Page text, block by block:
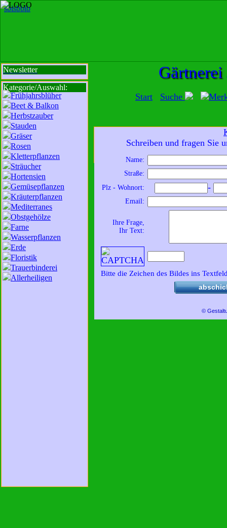
sbisbbib
Start Suche
Gärtnerei
Newsletter
Kategorie/Auswahl:
Frühjahrsblüher
Beet & Balkon
Herbstzauber
Stauden
Gräser
Rosen
Kletterpflanzen
Sträucher
Hortensien
Gemüsepflanzen
Kräuterpflanzen
Mediterranes
Obstgehölze
Farne
Wasserpflanzen
Erde
Floristik
Trauerbinderei
Allerheiligen
Wir sind für Sie da:
Mo - Fr: 8 - 18 Uhr
Sa: 8 - 13 Uhr
und freuen uns auf
Ihren Besuch.
Schreiben und fragen Sie
Name:
Straße:
Plz - Wohnort:
-
Email:
Ihre Frage,
Ihr Text:
Bitte die Zeichen des Bildes ins
©
Mit der Nutzung unserer Dienste
zur